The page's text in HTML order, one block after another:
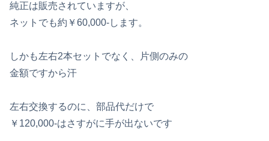
純正は販売されていますが、
ネットでも約￥60,000-します。
しかも左右2本セットでなく、片側のみの
金額ですから汗
左右交換するのに、部品代だけで
￥120,000-はさすがに手が出ないです